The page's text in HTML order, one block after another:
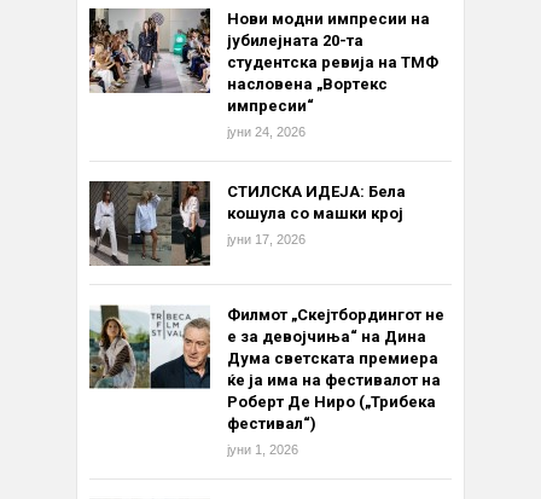
Нови модни импресии на
јубилејната 20-та
студентска ревија на ТМФ
насловена „Вортекс
импресии“
јуни 24, 2026
СТИЛСКА ИДЕЈА: Бела
кошула со машки крој
јуни 17, 2026
Филмот „Скејтбордингот не
е за девојчиња“ на Дина
Дума светската премиера
ќе ја има на фестивалот на
Роберт Де Ниро („Трибека
фестивал“)
јуни 1, 2026